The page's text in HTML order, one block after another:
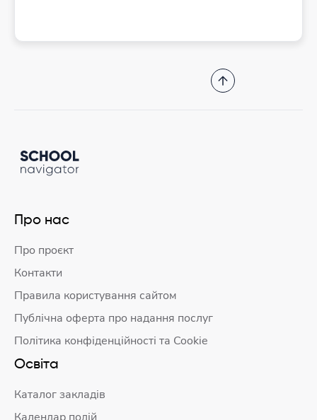
Про нас
Про проєкт
Контакти
Правила користування сайтом
Публічна оферта про надання послуг
Політика конфіденційності та Cookie
Освіта
Каталог закладів